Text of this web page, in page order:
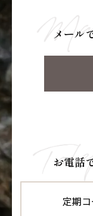
メール
お電話
定期